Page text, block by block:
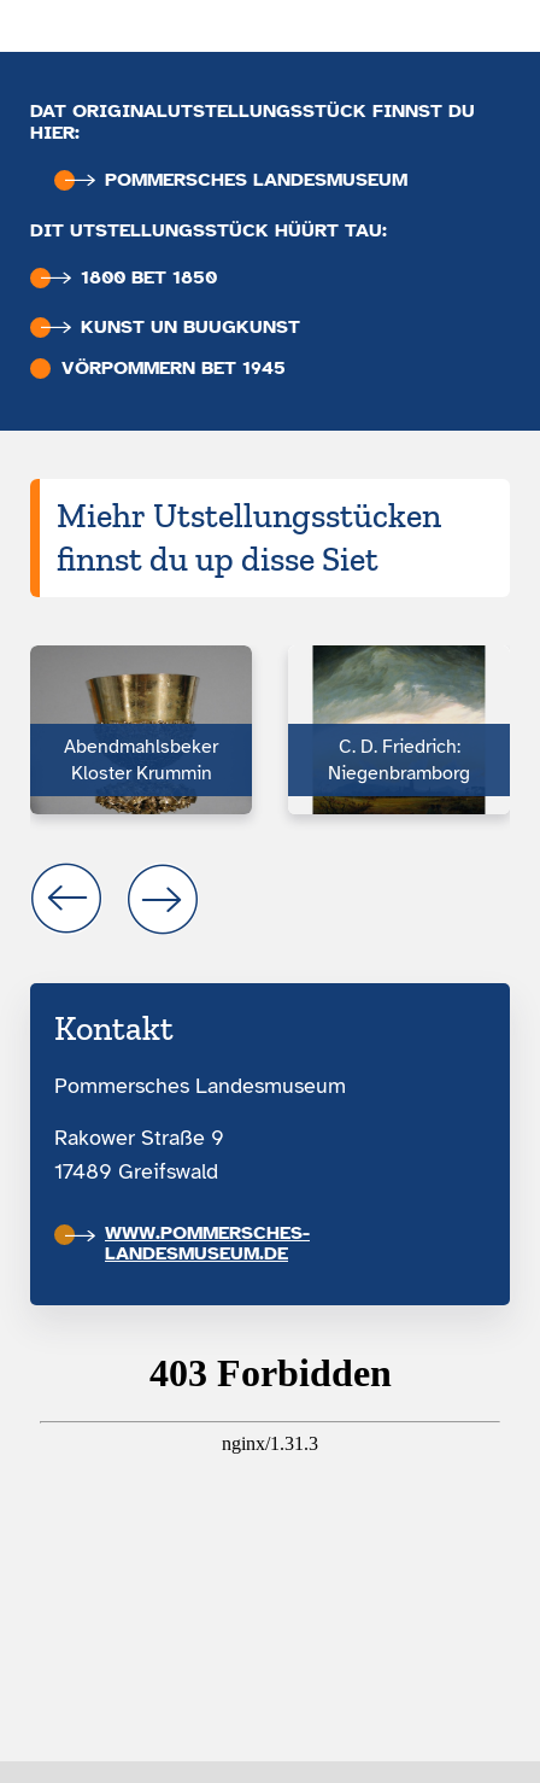
DAT ORIGINALUTSTELLUNGSSTÜCK FINNST DU
HIER:
POMMERSCHES LANDESMUSEUM
DIT UTSTELLUNGSSTÜCK HÜÜRT TAU:
1800 BET 1850
KUNST UN BUUGKUNST
VÖRPOMMERN BET 1945
Miehr Utstellungsstücken
finnst du up disse Siet
Abendmahlsbeker
Kloster Krummin
C. D. Friedrich:
Niegenbramborg
Kontakt
Pommersches Landesmuseum
Rakower Straße 9
17489 Greifswald
WWW.POMMERSCHES-
LANDESMUSEUM.DE